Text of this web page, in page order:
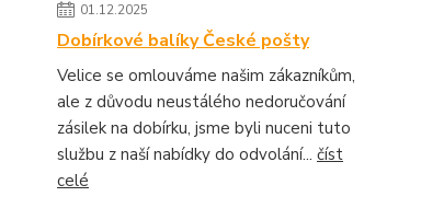
01.12.2025
Dobírkové balíky České pošty
Velice se omlouváme našim zákazníkům,
ale z důvodu neustálého nedoručování
zásilek na dobírku, jsme byli nuceni tuto
službu z naší nabídky do odvolání... číst
celé